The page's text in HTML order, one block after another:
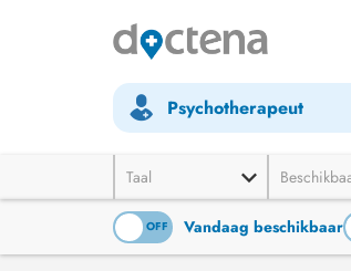
Psychotherapeut
Taal
OFF Vandaag beschikbaar
ON